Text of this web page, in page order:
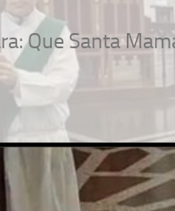
Que Santa